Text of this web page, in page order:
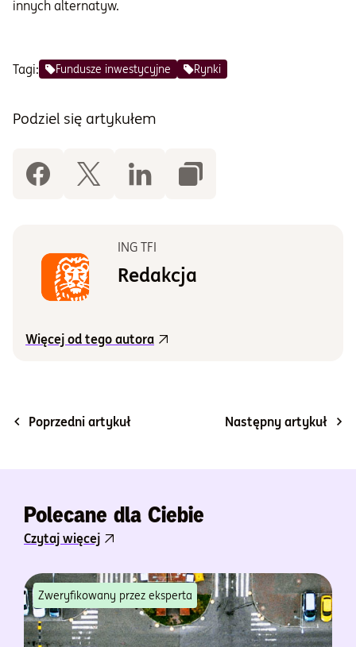
innych alternatyw.
Tagi: Fundusze inwestycyjne Rynki
Podziel się artykułem
ING TFI
Redakcja
Więcej od tego autora
Poprzedni artykuł Następny artykuł
Polecane dla Ciebie
Czytaj więcej
Zweryfikowany przez eksperta